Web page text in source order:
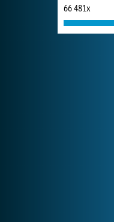
66 481x